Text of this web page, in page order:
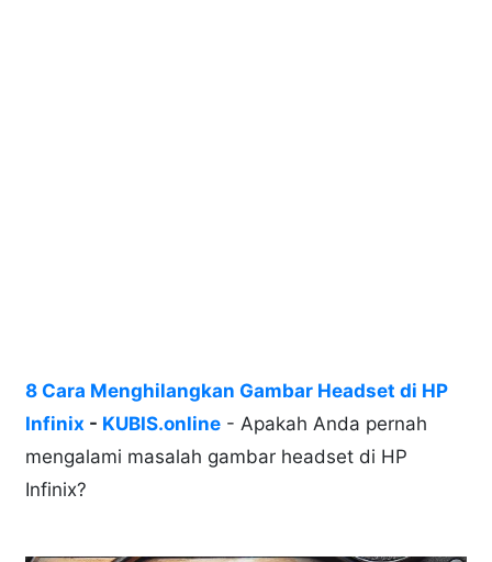
8 Cara Menghilangkan Gambar Headset di HP
Infinix - KUBIS.online - Apakah Anda pernah
mengalami masalah gambar headset di HP
Infinix?